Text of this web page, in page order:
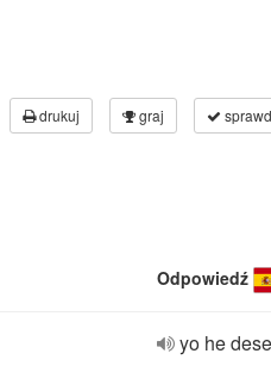
drukuj graj
Odpowiedź
yo he